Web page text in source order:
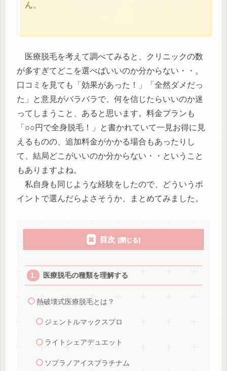
ん。
医療脱毛を考えて調べてみると、クリニックの数
が多すぎてどこを選べばいいのか分からない・・。
口コミを見ても「効果があった！」「全然ダメだっ
た」と意見がバラバラで、何を信じたらいいのか迷
ってしまうこと、あると思います。料金プランも
「○○円で全身脱毛！」と書かれていて一見お得に見
えるものの、追加料金がかかる場合もあったりし
て、結局どこがいいのか分からない・・ということ
もありますよね。
私自身も同じような経験をしたので、どういうポ
イントで選んだらよさそうか、まとめてみました。
目次
医療脱毛の種類を理解する
熱破壊式医療脱毛とは？
ジェントルマックスプロ
ライトシェアデュエット
ソプラノアイスプラチナム